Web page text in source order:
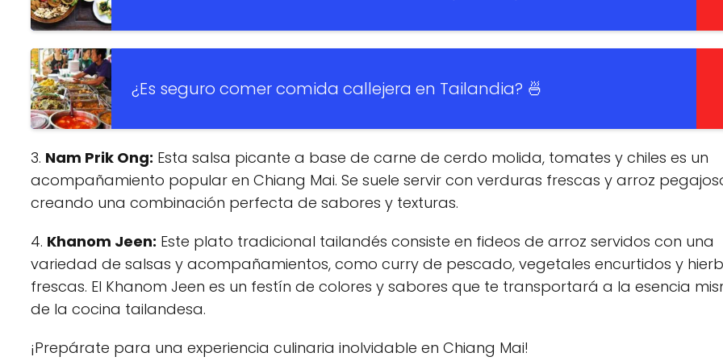
¿Es seguro comer comida callejera en Tailandia? 🍜
3. Nam Prik Ong: Esta salsa picante a base de carne de cerdo molida, tomates y chiles es un
acompañamiento popular en Chiang Mai. Se suele servir con verduras frescas y arroz
creando una combinación perfecta de sabores y texturas.
4. Khanom Jeen: Este plato tradicional tailandés consiste en fideos de arroz servidos con una
variedad de salsas y acompañamientos, como curry de pescado, vegetales encurtidos y
frescas. El Khanom Jeen es un festín de colores y sabores que te transportará a la esencia
de la cocina tailandesa.
¡Prepárate para una experiencia culinaria inolvidable en Chiang Mai!